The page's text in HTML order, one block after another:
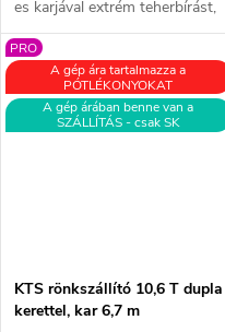
es karjával extrém teherbírást,
stabilitást és akár 370°-os
forgathatóságot kínál. Ideális
nehéz faanyagmozgatáshoz,
megbízhatóságot és
hatékonyságot biztosít minden
PRO
A gép ára tartalmazza a
PÓTLÉKONYOKAT
A gép árában benne van a
SZÁLLÍTÁS - csak SK
KTS rönkszállító 10,6 T dupla
kerettel, kar 6,7 m